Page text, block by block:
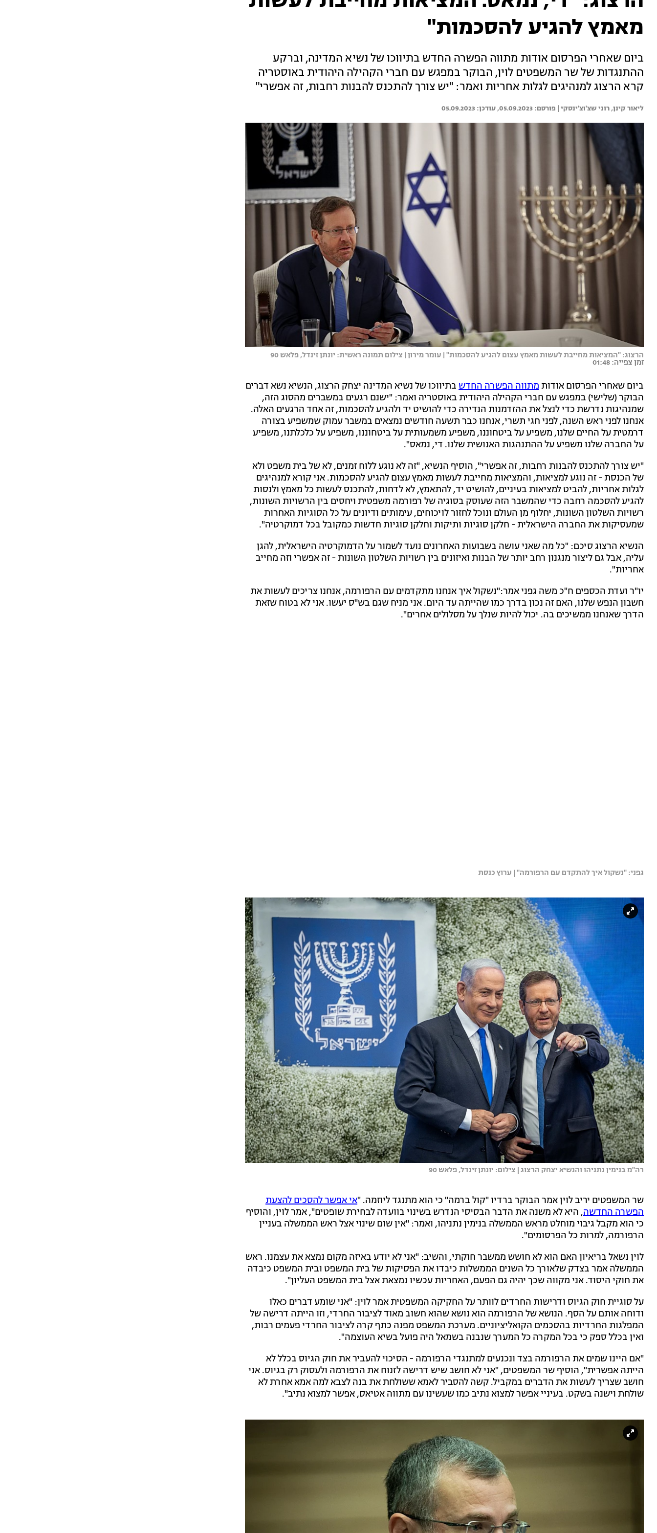
מאמץ להגיע להסכמות"
ביום שאחרי הפרסום אודות מתווה הפשרה החדש בתיווכו של נשיא המדינה, וברקע
ההתנגדות של שר המשפטים לוין, הבוקר במפגש עם חברי הקהילה היהודית באוסטריה
קרא הרצוג למנהיגים לגלות אחריות ואמר: "יש צורך להתכנס להבנות רחבות, זה אפשרי"
ליאור קינן, רוני שצ'וצ'ינסקי | 05.09.2023
05.09.2023
הרצוג: "המציאות מחייבת לעשות מאמץ עצום להגיע להסכמות" | עומר מירון | צילום תמונה ראשית: יונתן זינדל, פלאש 90
זמן צפייה: 01:48
ביום שאחרי הפרסום אודות מתווה הפשרה החדש בתיווכו של נשיא המדינה יצחק הרצוג, הנשיא נשא דברים
הבוקר (שלישי) במפגש עם חברי הקהילה היהודית באוסטריה ואמר: "ישנם רגעים במשברים מהסוג הזה,
שמנהיגות נדרשת כדי לנצל את ההזדמנות הנדירה כדי להושיט יד ולהגיע להסכמות, זה אחד הרגעים האלה.
אנחנו לפני ראש השנה, לפני חגי תשרי, אנחנו כבר תשעה חודשים נמצאים במשבר עמוק שמשפיע בצורה
דרמטית על החיים שלנו, משפיע על ביטחוננו, משפיע משמעותית על ביטחוננו, משפיע על כלכלתנו, משפיע
על החברה שלנו משפיע על ההתנהגות האנושית שלנו. די, נמאס".
"יש צורך להתכנס להבנות רחבות, זה אפשרי", הוסיף הנשיא, "זה לא נוגע ללוח זמנים, לא של בית משפט ולא
של הכנסת - זה נוגע למציאות, והמציאות מחייבת לעשות מאמץ עצום להגיע להסכמות. אני קורא למנהיגים
לגלות אחריות, להביט למציאות בעיניים, להושיט יד, להתאמץ, לא לדחות, להתכנס לעשות כל מאמץ ולנסות
להגיע להסכמה רחבה כדי שהמשבר הזה שעוסק בסוגיה של רפורמה משפטית ויחסים בין הרשויות השונות,
רשויות השלטון השונות, יחלוף מן העולם ונוכל לחזור לויכוחים, עימותים ודיונים על כל הסוגיות האחרות
שמעסיקות את החברה הישראלית - חלקן סוגיות ותיקות וחלקן סוגיות חדשות כמקובל בכל דמוקרטיה".
הנשיא הרצוג סיכם: "כל מה שאני עושה בשבועות האחרונים נועד לשמור על הדמוקרטיה הישראלית, להגן
עליה, אבל גם ליצור מנגנון רחב יותר של הבנות ואיזונים בין רשויות השלטון השונות - זה אפשרי וזה מחייב
אחריות".
יו"ר ועדת הכספים ח"כ משה גפני אמר:"נשקול איך אנחנו מתקדמים עם הרפורמה, אנחנו צריכים לעשות את
חשבון הנפש שלנו, האם זה נכון בדרך כמו שהייתה עד היום. אני מניח שגם בש"ס יעשו. אני לא בטוח שזאת
הדרך שאנחנו ממשיכים בה. יכול להיות שנלך על מסלולים אחרים".
גפני: "נשקול איך להתקדם עם הרפורמה" | ערוץ כנסת
רה''מ בנימין נתניהו והנשיא יצחק הרצוג | צילום: יונתן זינדל, פלאש 90
שר המשפטים יריב לוין אמר הבוקר ברדיו "קול ברמה" כי הוא מתנגד ליוזמה. "אי אפשר להסכים להצעת
הפשרה החדשה, היא לא משנה את הדבר הבסיסי הנדרש בשינוי בוועדה לבחירת שופטים", אמר לוין, והוסיף
כי הוא מקבל גיבוי מוחלט מראש הממשלה בנימין נתניהו, ואמר: "אין שום שינוי אצל ראש הממשלה בעניין
הרפורמה, למרות כל הפרסומים".
לוין נשאל בריאיון האם הוא לא חושש ממשבר חוקתי, והשיב: "אני לא יודע באיזה מקום נמצא את עצמנו. ראש
הממשלה אמר בצדק שלאורך כל השנים הממשלות כיבדו את הפסיקות של בית המשפט ובית המשפט כיבדה
את חוקי היסוד. אני מקווה שכך יהיה גם הפעם, האחריות עכשיו נמצאת אצל בית המשפט העליון".
על סוגיית חוק הגיוס ודרישות החרדים לוותר על החקיקה המשפטית אמר לוין: "אני שומע דברים כאלו
ודוחה אותם על הסף. הנושא של הרפורמה הוא נושא שהוא חשוב מאוד לציבור החרדי, וזו הייתה דרישה של
המפלגות החרדיות בהסכמים הקואליציוניים. מערכת המשפט מפנה כתף קרה לציבור החרדי פעמים רבות,
ואין בכלל ספק כי בכל המקרה כל המערך שנבנה בשמאל היה פועל בשיא העוצמה".
"אם היינו שמים את הרפורמה בצד ונכנעים למתנגדי הרפורמה - הסיכוי להעביר את חוק הגיוס בכלל לא
הייתה אפשרית", הוסיף שר המשפטים, "אני לא חושב שיש דרישה לזנוח את הרפורמה ולעסוק רק בגיוס. אני
חושב שצריך לעשות את הדברים במקביל. קשה להסביר לאמא ששולחת את בנה לצבא למה אמא אחרת לא
שולחת וישנה בשקט. בעיניי אפשר למצוא נתיב כמו שעשינו עם מתווה אטיאס, אפשר למצוא נתיב".